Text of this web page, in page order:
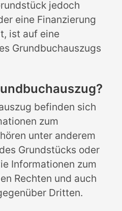
jedoch
eine Finanzierung
ist auf eine
Grundbuchauszugs
befinden sich
zum
unter anderem
Grundstücks oder
Informationen zum
Rechten und auch
Dritten.